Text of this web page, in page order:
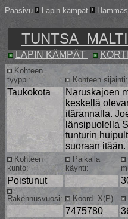
Pääsivu Lapin kämpät
TUNTSA
LAPIN KÄMPÄT
Kohteen
tyyppi:
Kohteen sijainti:
Taukokota
Naruskajoen
keskellä
itärannalla.
länsipuolella
tunturin
suoraan itään.
Kohteen
kunto:
Paikalla
käynti:
Poistunut
Rakennusvuosi: Koord. X(P)
7475780